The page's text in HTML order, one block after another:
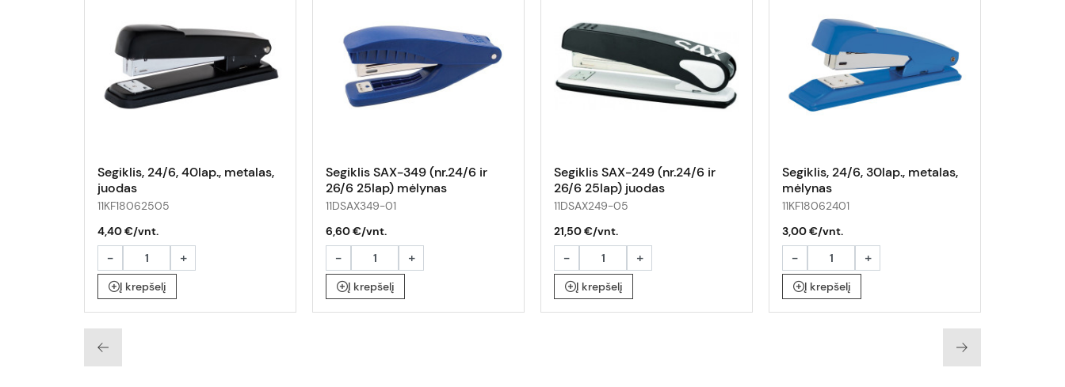
Segiklis, 24/6, 40lap., metalas,
juodas
11KF18062505
4,40 €/vnt.
- +
Į krepšelį
Segiklis SAX-349 (nr.24/6 ir
26/6 25lap) mėlynas
11DSAX349-01
6,60 €/vnt.
- +
Į krepšelį
Segiklis SAX-249 (nr.24/6 ir
26/6 25lap) juodas
11DSAX249-05
21,50 €/vnt.
- +
Į krepšelį
Segiklis, 24/6, 30lap., metalas,
mėlynas
11KF18062401
3,00 €/vnt.
- +
Į krepšelį